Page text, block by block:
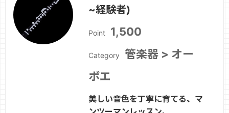
~経験者)
Point 1,500
Category
管楽器 > オー
ボエ
美しい音色を丁寧に育てる、マ